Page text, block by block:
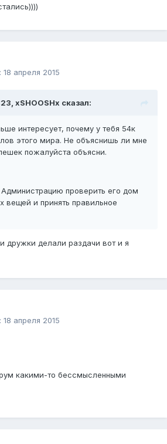
18 апреля 2015
xSHOOSHx сказал:
интересует, почему у тебя 54к
этого мира. Не объяснишь ли мне
пожалуйста объясни.
проверить его дом
вещей и принять правильное
дружки делали раздачи вот и я
18 апреля 2015
какими-то бессмысленными